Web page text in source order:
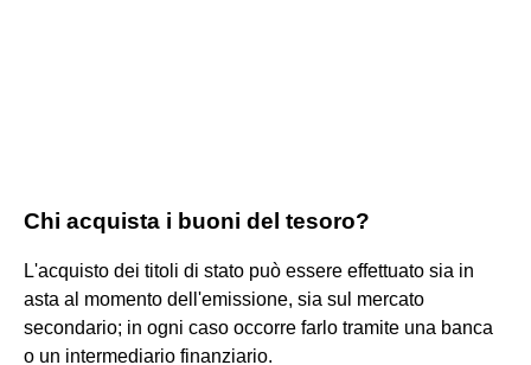
Chi acquista i buoni del tesoro?
L'acquisto dei titoli di stato può essere effettuato sia in
asta al momento dell'emissione, sia sul mercato
secondario; in ogni caso occorre farlo tramite una banca
o un intermediario finanziario.